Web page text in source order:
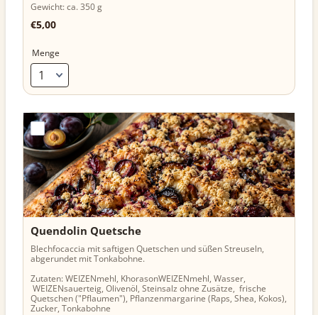
Gewicht: ca. 350 g
€5,00
€5,00
Menge
Quendolin Quetsche
Blechfocaccia mit saftigen Quetschen und süßen Streuseln,
abgerundet mit Tonkabohne.
Zutaten: WEIZENmehl, KhorasonWEIZENmehl, Wasser,
WEIZENsauerteig, Olivenöl, Steinsalz ohne Zusätze, frische
Quetschen ("Pflaumen"), Pflanzenmargarine (Raps, Shea, Kokos),
Zucker, Tonkabohne